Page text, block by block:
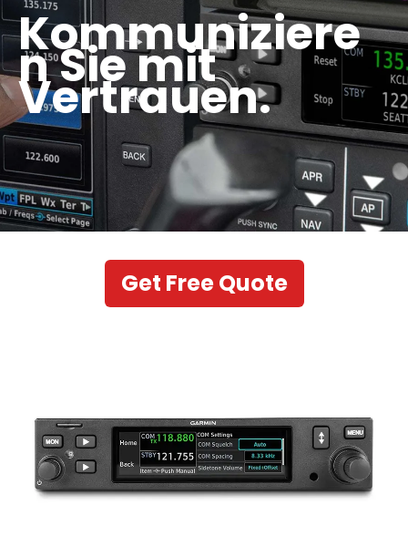
Kommuniziere
n Sie mit
Vertrauen.
Get Free Quote